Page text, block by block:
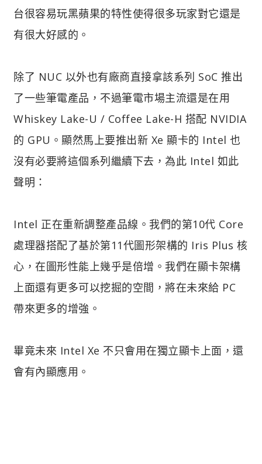
台很容易玩黑蘋果的特性使得很多玩家對它還是
有很大好感的。
除了 NUC 以外也有廠商直接拿該系列 SoC 推出
了一些筆電產品，不過筆電市場主流還是在用
Whiskey Lake-U / Coffee Lake-H 搭配 NVIDIA
的 GPU。顯然馬上要推出新 Xe 顯卡的 Intel 也
沒有必要將這個系列繼續下去，為此 Intel 如此
聲明：
Intel 正在重新調整產品線。我們的第10代 Core
處理器搭配了基於第11代圖形架構的 Iris Plus 核
心，在圖形性能上幾乎是倍增。我們在顯卡架構
上面還有更多可以挖掘的空間，將在未來給 PC
帶來更多的增強。
畢竟未來 Intel Xe 不只會用在獨立顯卡上面，還
會有內顯應用。